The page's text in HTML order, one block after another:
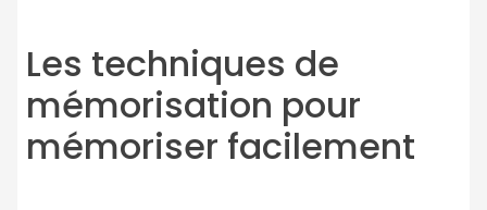
Les techniques de
mémorisation pour
mémoriser facilement